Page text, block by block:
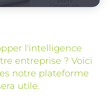
l'intelligence
entreprise ? Voici
notre plateforme
utile.